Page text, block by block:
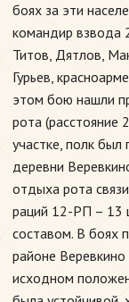
боях за эти
командир взвода
Титов, Дятлов,
Гурьев,
этом бою нашли
рота (расстояние
участке, полк
деревни
отдыха рота
раций 12-РП – 13
составом. В боях
районе
исходном